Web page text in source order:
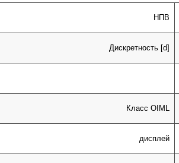
НПВ
Дискретность [d]
Класс OIML
дисплей